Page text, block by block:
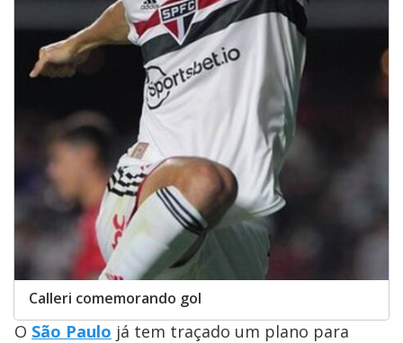
Calleri comemorando gol
O São Paulo já tem traçado um plano para